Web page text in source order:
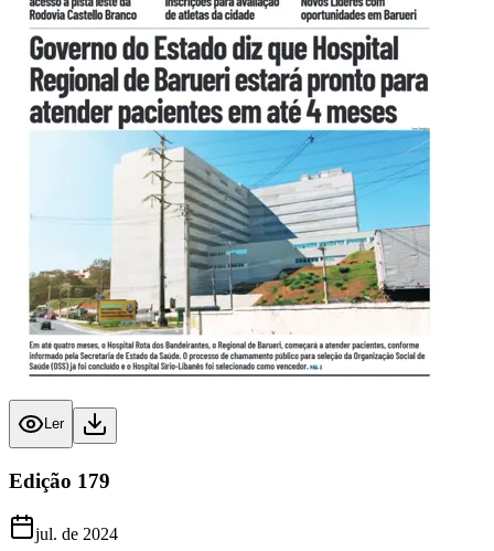
Ler
Edição 179
jul. de 2024